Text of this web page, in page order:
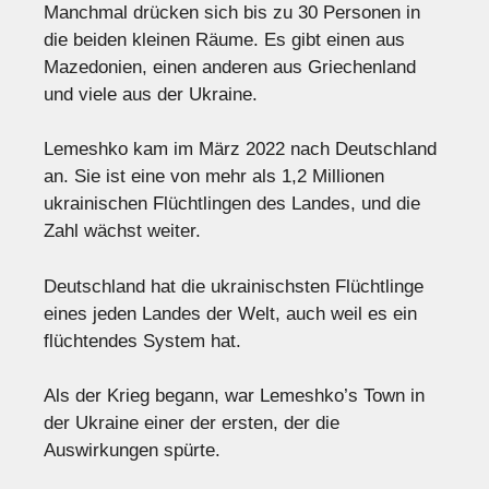
Manchmal drücken sich bis zu 30 Personen in
die beiden kleinen Räume. Es gibt einen aus
Mazedonien, einen anderen aus Griechenland
und viele aus der Ukraine.
Lemeshko kam im März 2022 nach Deutschland
an. Sie ist eine von mehr als 1,2 Millionen
ukrainischen Flüchtlingen des Landes, und die
Zahl wächst weiter.
Deutschland hat die ukrainischsten Flüchtlinge
eines jeden Landes der Welt, auch weil es ein
flüchtendes System hat.
Als der Krieg begann, war Lemeshko’s Town in
der Ukraine einer der ersten, der die
Auswirkungen spürte.